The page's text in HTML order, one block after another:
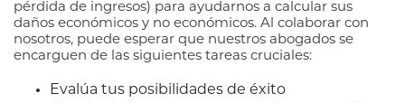
pérdida de ingresos) para ayudarnos a calcular sus
daños económicos y no económicos. Al colaborar con
nosotros, puede esperar que nuestros abogados se
encarguen de las siguientes tareas cruciales:
Evalúa tus posibilidades de éxito